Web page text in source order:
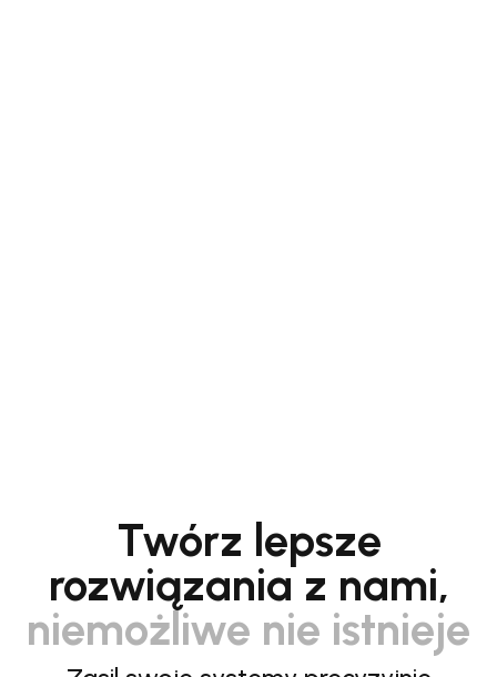
Twórz lepsze
rozwiązania z nami,
niemożliwe nie istnieje